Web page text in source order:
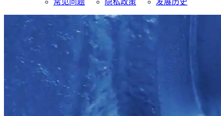
常见问题
隐私政策 发展历史